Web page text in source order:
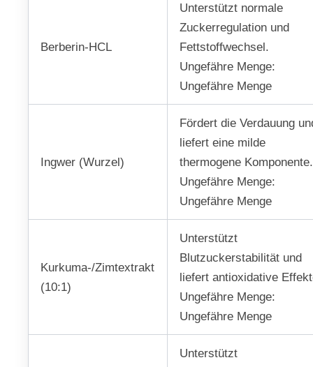
Berberin-HCL
Unterstützt normale
Zuckerregulation und
Fettstoffwechsel.
Ungefähre Menge:
Ungefähre Menge
Ingwer (Wurzel)
Fördert die Verdauung
liefert eine milde
thermogene Komponente.
Ungefähre Menge:
Ungefähre Menge
Kurkuma-/Zimtextrakt
(10:1)
Unterstützt
Blutzuckerstabilität und
liefert antioxidative
Ungefähre Menge:
Ungefähre Menge
Unterstützt